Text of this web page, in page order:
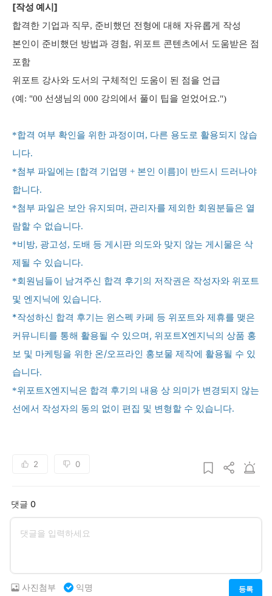
[작성 예시]
합격한 기업과 직무, 준비했던 전형에 대해 자유롭게 작성
본인이 준비했던 방법과 경험, 위포트 콘텐츠에서 도움받은 점
포함
위포트 강사와 도서의 구체적인 도움이 된 점을 언급
(예: "00 선생님의 000 강의에서 풀이 팁을 얻었어요.")
*합격 여부 확인을 위한 과정이며, 다른 용도로 활용되지 않습
니다.
*첨부 파일에는 [합격 기업명 + 본인 이름]이 반드시 드러나야
합니다.
*첨부 파일은 보안 유지되며, 관리자를 제외한 회원분들은 열
람할 수 없습니다.
*비방, 광고성, 도배 등 게시판 의도와 맞지 않는 게시물은 삭
제될 수 있습니다.
*회원님들이 남겨주신 합격 후기의 저작권은 작성자와 위포트
및 엔지닉에 있습니다.
*작성하신 합격 후기는 윈스펙 카페 등 위포트와 제휴를 맺은
커뮤니티를 통해 활용될 수 있으며, 위포트X엔지닉의 상품 홍
보 및 마케팅을 위한 온/오프라인 홍보물 제작에 활용될 수 있
습니다.
*위포트X엔지닉은 합격 후기의 내용 상 의미가 변경되지 않는
선에서 작성자의 동의 없이 편집 및 변형할 수 있습니다.
2 0
댓글 0
등록
사진첨부 익명